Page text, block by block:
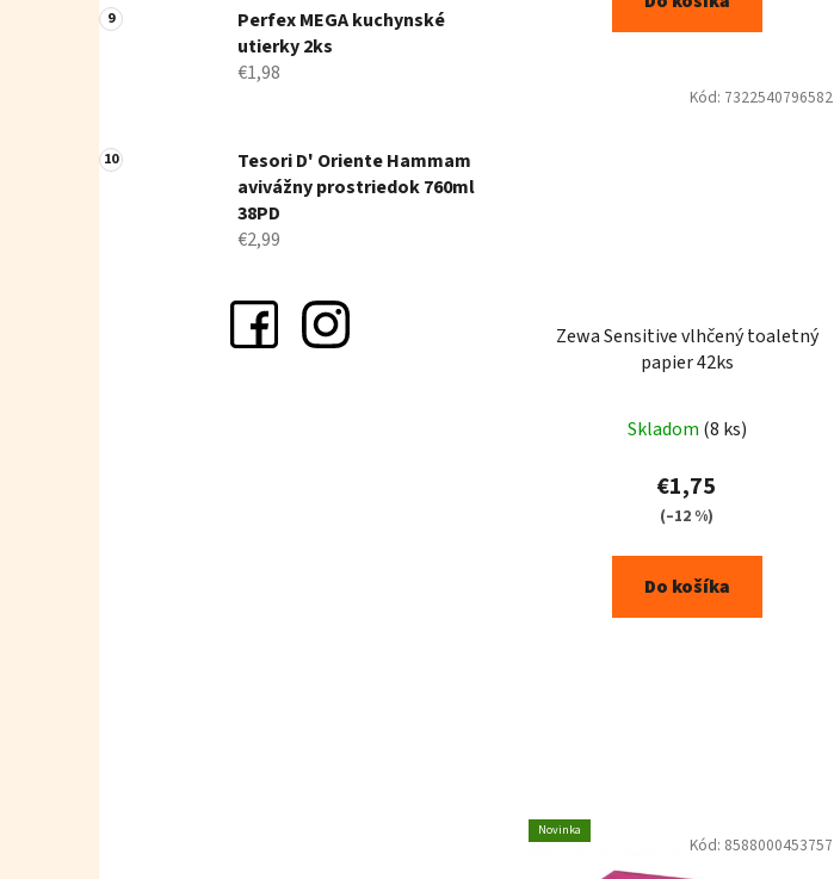
Perfex MEGA kuchynské
utierky 2ks
€1,98
Tesori D' Oriente Hammam
avivážny prostriedok 760ml
38PD
€2,99
Zewa Sensitive vlhčený toaletný
papier 42ks
Skladom (8 ks)
€1,75
(–12 %)
Do košíka
Kód: 7322540796582
Novinka
Kód: 8588000453757